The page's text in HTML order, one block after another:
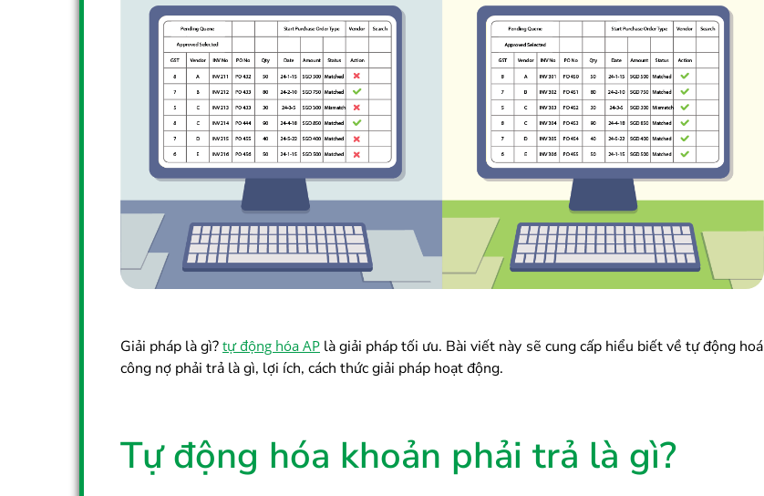
Giải pháp là gì? tự động hóa AP là giải pháp tối ưu. Bài viết này sẽ cung cấp hiểu biết về tự động hoá
công nợ phải trả là gì, lợi ích, cách thức giải pháp hoạt động.
Tự động hóa khoản phải trả là gì?